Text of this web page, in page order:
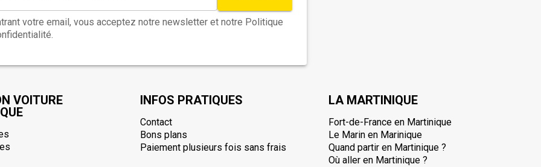
votre email, vous acceptez notre newsletter et notre Politique
VOITURE
INFOS PRATIQUES
Contact
Bons plans
Paiement plusieurs fois sans frais
LA MARTINIQUE
Fort-de-France en Martinique
Le Marin en Marinique
Quand partir en Martinique ?
Où aller en Martinique ?